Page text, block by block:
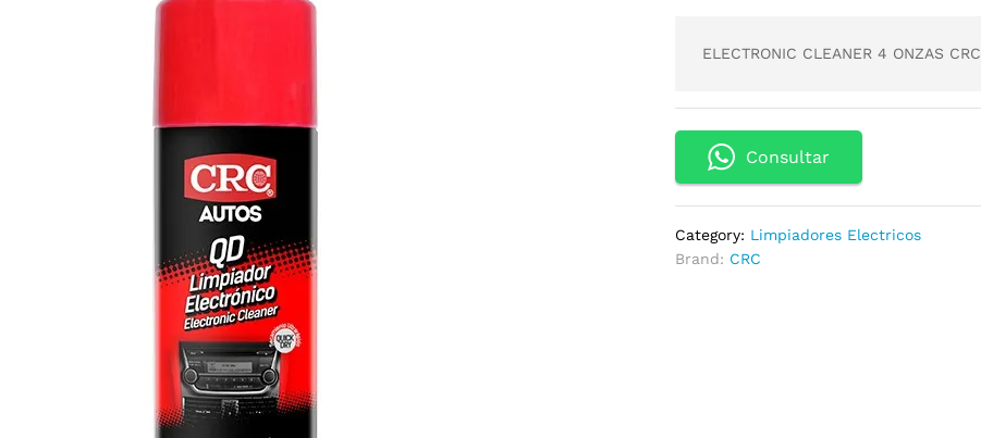
ELECTRONIC CLEANER 4 ONZAS CRC
Consultar
Category: Limpiadores Electricos
Brand: CRC